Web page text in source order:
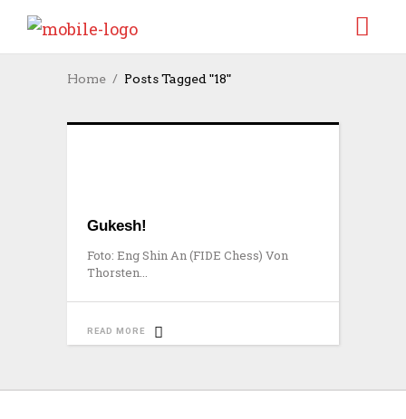
Home Posts Tagged "18"
Gukesh!
Foto: Eng Shin An (FIDE Chess) Von
Thorsten
READ MORE